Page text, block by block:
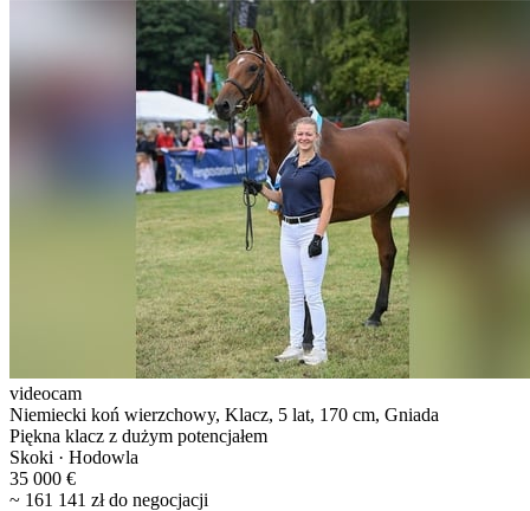
videocam
Niemiecki koń wierzchowy, Klacz, 5 lat, 170 cm, Gniada
Piękna klacz z dużym potencjałem
Skoki · Hodowla
35 000 €
~ 161 141 zł do negocjacji